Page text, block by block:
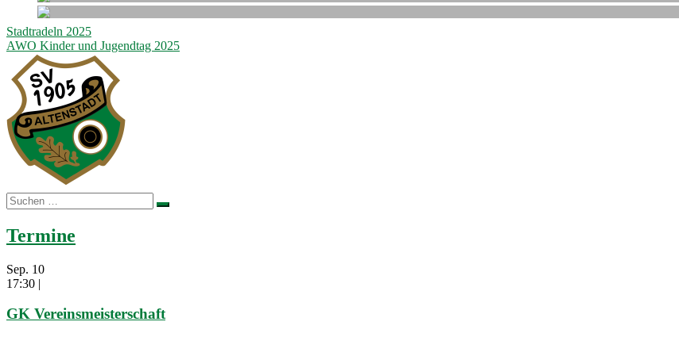
Beitragsnavigation
Stadtradeln 2025
AWO Kinder und Jugendtag 2025
Suchen
nach:
Termine
Sep. 10
17:30 |
GK Vereinsmeisterschaft